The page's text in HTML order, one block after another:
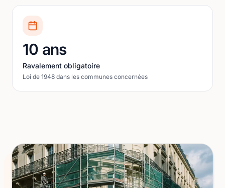
10 ans
Ravalement obligatoire
Loi de 1948 dans les communes concernées